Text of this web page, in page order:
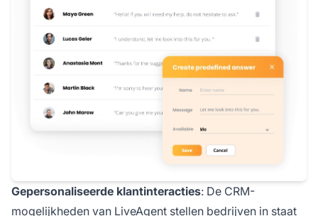
Gepersonaliseerde klantinteracties: De CRM-
mogelijkheden van LiveAgent stellen bedrijven in staat